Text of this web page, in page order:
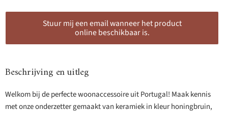
Stuur mij een email wanneer het product
online beschikbaar is.
Beschrijving en uitleg
Welkom bij de perfecte woonaccessoire uit Portugal! Maak kennis
met onze onderzetter gemaakt van keramiek in kleur honingbruin,